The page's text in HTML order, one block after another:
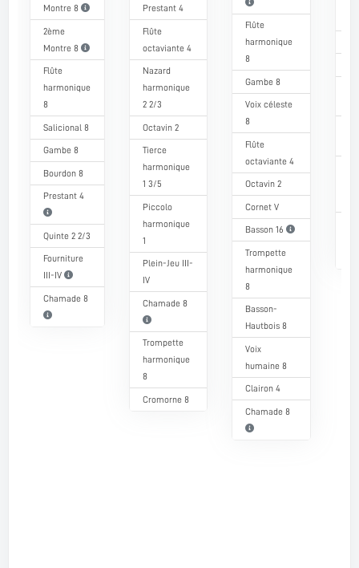
Montre 8
2ème
Montre 8
Flûte
harmonique
8
Salicional 8
Gambe 8
Bourdon 8
Prestant 4
Quinte 2 2/3
Fourniture
III-IV
Chamade 8
Prestant 4
Flûte
octaviante 4
Nazard
harmonique
2 2/3
Octavin 2
Tierce
harmonique
1 3/5
Piccolo
harmonique
1
Plein-Jeu III-
IV
Chamade 8
Trompette
harmonique
8
Cromorne 8
Flûte
harmonique
8
Gambe 8
Voix céleste
8
Flûte
octaviante 4
Octavin 2
Cornet V
Basson 16
Trompette
harmonique
8
Basson-
Hautbois 8
Voix
humaine 8
Clairon 4
Chamade 8